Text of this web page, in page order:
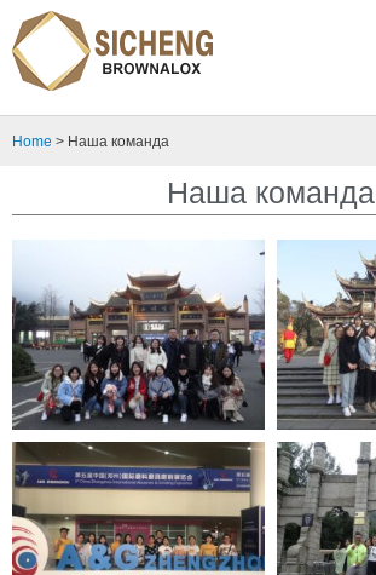
Home > Наша команда
Наша команда